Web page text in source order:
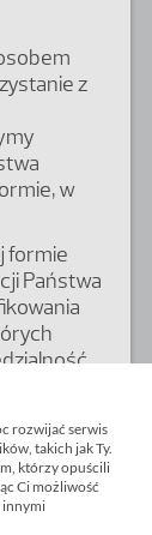
z
w
formie
Państwa
e-mail
do
rozwijać serwis
takich jak Ty.
którzy opuścili
Ci możliwość
innymi